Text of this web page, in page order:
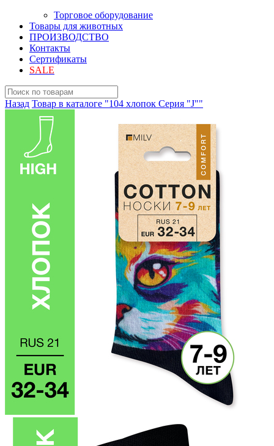
Торговое оборудование
Товары для животных
ПРОИЗВОДСТВО
Контакты
Сертификаты
SALE
Назад Товар в каталоге "104 хлопок Серия "J""